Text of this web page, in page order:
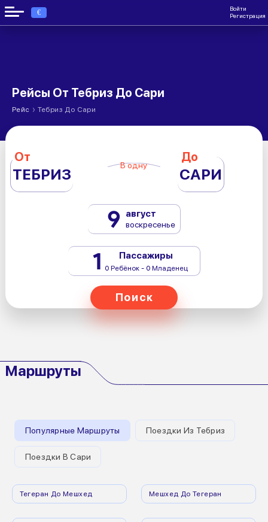
€
Войти
Регистрация
Рейсы От Тебриз До Сари
Рейс › Тебриз До Сари
От
ТЕБРИЗ В одну
До
САРИ
9 август
воскресенье
1 Пассажиры
0 Ребёнок - 0 Младенец
Поиск
Маршруты
Популярные Маршруты Поездки Из Тебриз
Поездки В Сари
Тегеран До Мешхед Мешхед До Тегеран